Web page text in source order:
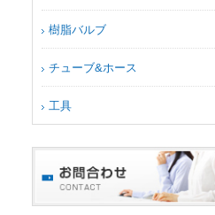
樹脂バルブ
チューブ&ホース
工具